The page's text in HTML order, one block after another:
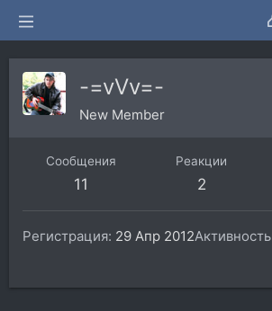
-=vVv=-
New Member
Сообщения
11
Реакции
2
Регистрация 29 Апр 2012Активность